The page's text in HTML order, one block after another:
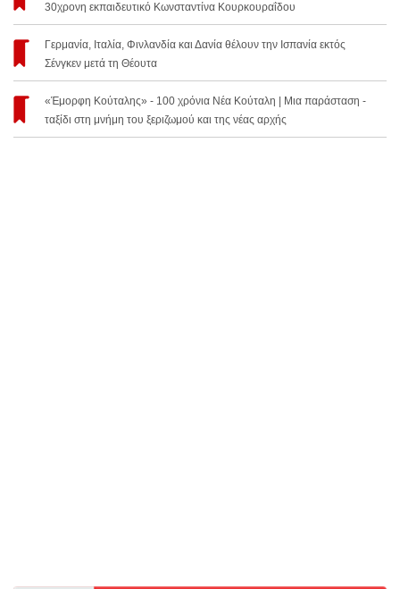
30χρονη εκπαιδευτικό Κωνσταντίνα Κουρκουραΐδου
Γερμανία, Ιταλία, Φινλανδία και Δανία θέλουν την Ισπανία εκτός
Σένγκεν μετά τη Θέουτα
«Έμορφη Κούταλης» - 100 χρόνια Νέα Κούταλη | Μια παράσταση -
ταξίδι στη μνήμη του ξεριζωμού και της νέας αρχής